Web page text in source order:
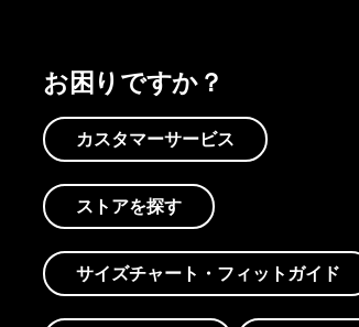
お困りですか？
カスタマーサービス
ストアを探す
サイズチャート・フィットガイド